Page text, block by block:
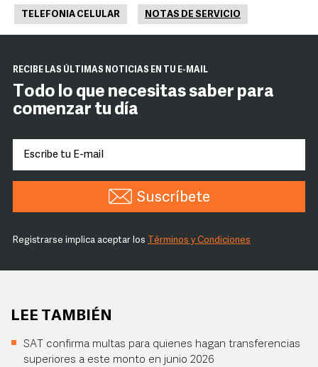
TELEFONIA CELULAR NOTAS DE SERVICIO
RECIBE LAS ÚLTIMAS NOTICIAS EN TU E-MAIL
Todo lo que necesitas saber para
comenzar tu día
Suscríbete
Registrarse implica aceptar los Términos y Condiciones
LEE TAMBIÉN
SAT confirma multas para quienes hagan transferencias
superiores a este monto en junio 2026